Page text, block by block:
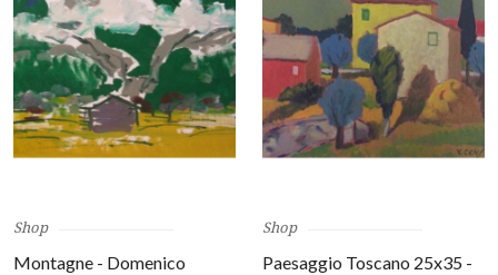
Shop
Montagne - Domenico
Shop
Paesaggio Toscano 25x35 -